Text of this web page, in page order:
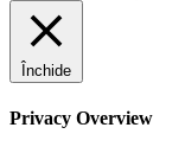
Închide
Privacy Overview